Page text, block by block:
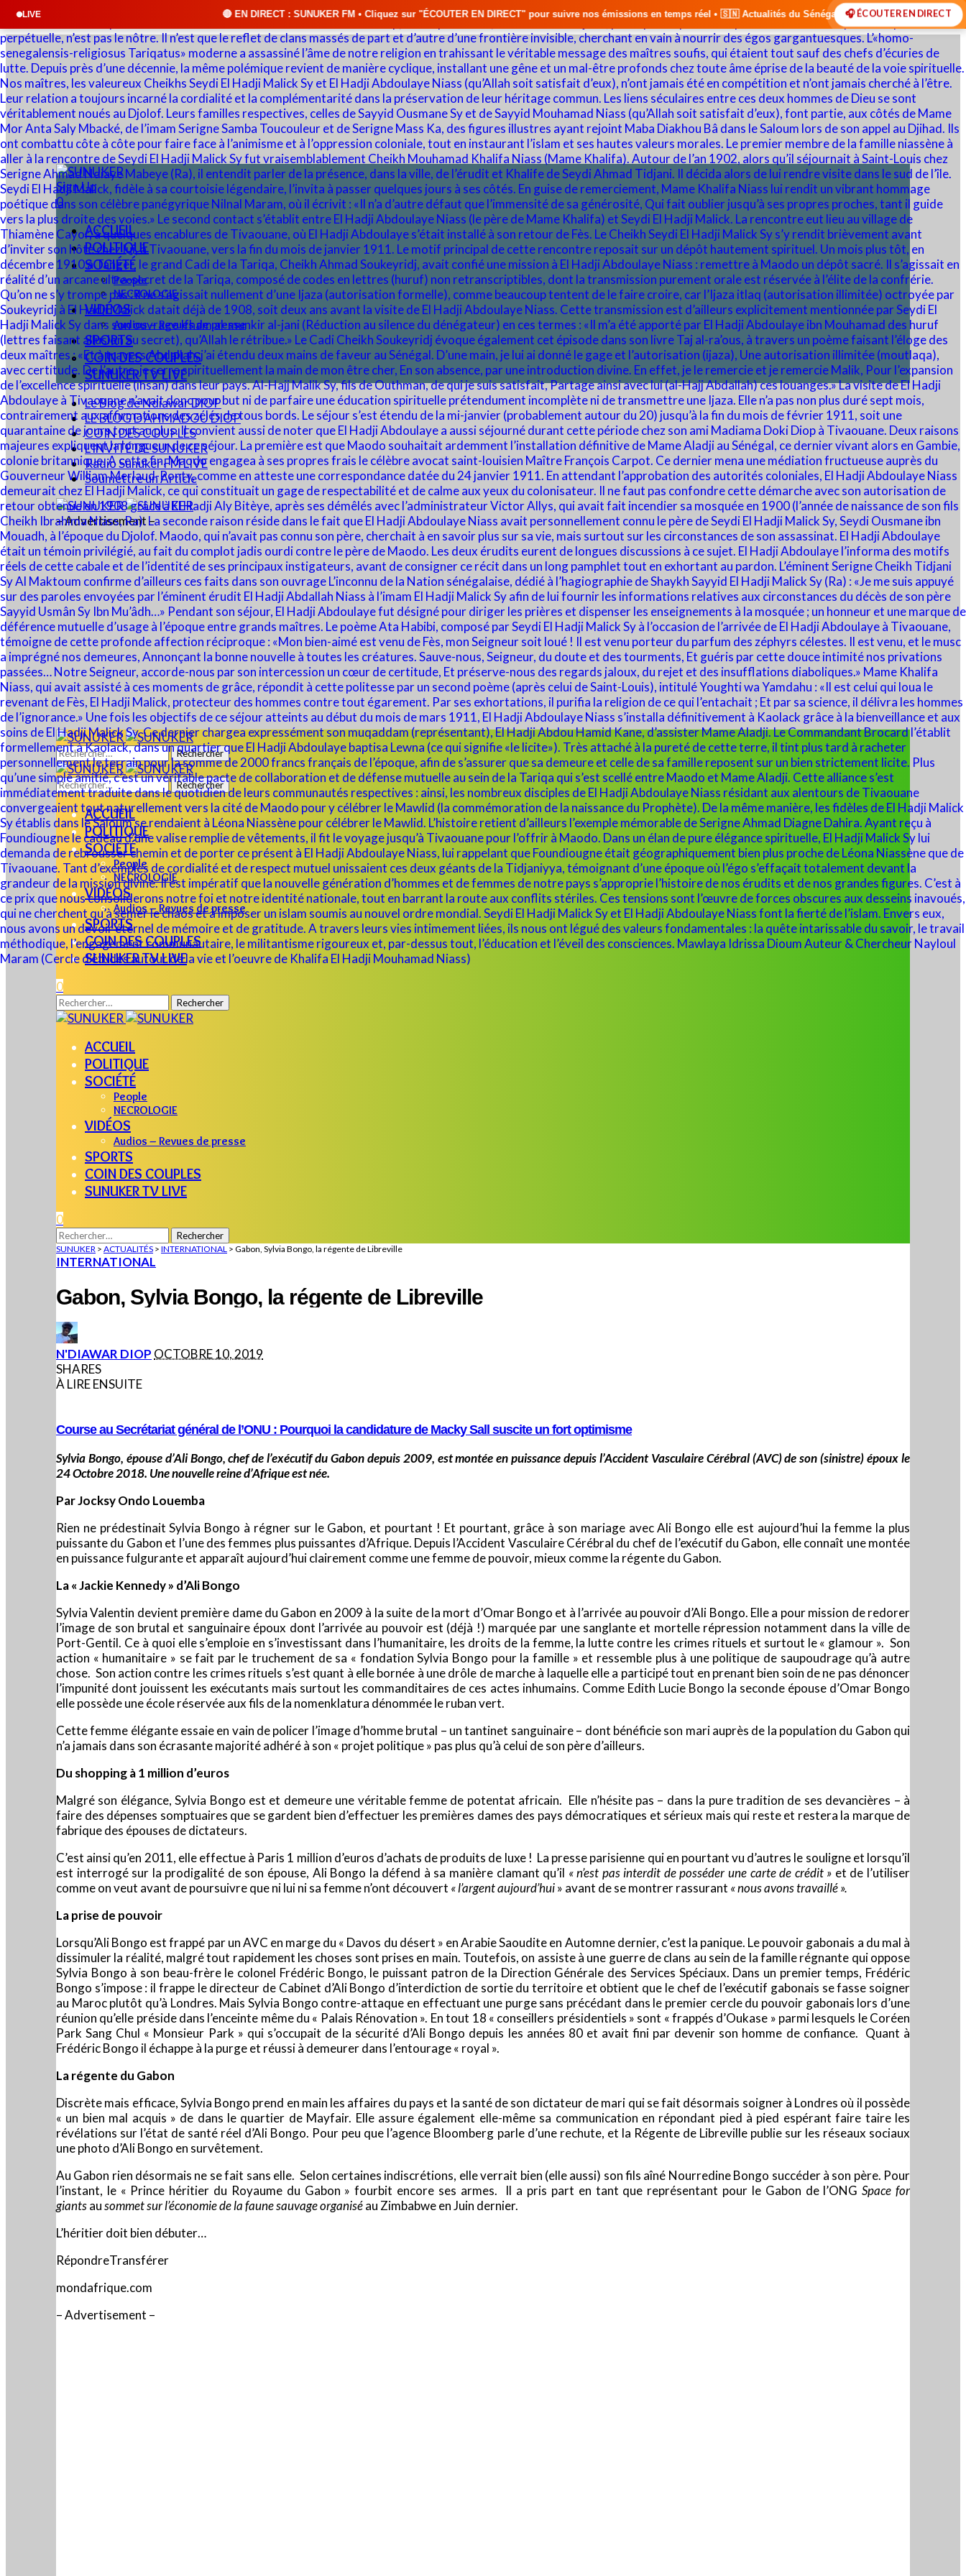
LIVE 🔴 EN DIRECT : SUNUKER FM • Cliquez sur "ÉCOUTER EN DIRECT" pour suivre nos émissions en temps réel • 🇸🇳 Actualités du Sénégal • 🌍 Actualités Internationales • 🎙️ Débats •
🎧 ÉCOUTER EN DIRECT
Sign Up
0
ACCUEIL
POLITIQUE
SOCIÉTÉ
People
NECROLOGIE
VIDÉOS
Audios – Revues de presse
SPORTS
COIN DES COUPLES
SUNUKER TV LIVE
Le Blog de Ndiawar DIOP
LE BLOG D’AHMADOU DIOP
COIN DES COUPLES
L’INVITÉ DE SUNUKER
Radio Sunuker FM LIVE
Soumettre un Article
– Advertisement –
Rechercher :
Rechercher :
ACCUEIL
POLITIQUE
SOCIÉTÉ
People
NECROLOGIE
VIDÉOS
Audios – Revues de presse
SPORTS
COIN DES COUPLES
SUNUKER TV LIVE
0
Rechercher :
ACCUEIL
POLITIQUE
SOCIÉTÉ
People
NECROLOGIE
VIDÉOS
Audios – Revues de presse
SPORTS
COIN DES COUPLES
SUNUKER TV LIVE
0
Rechercher :
SUNUKER > ACTUALITÉS > INTERNATIONAL > Gabon, Sylvia Bongo, la régente de Libreville
INTERNATIONAL
Gabon, Sylvia Bongo, la régente de Libreville
POSTED
BY
N'DIAWAR DIOP OCTOBRE 10, 2019
SHARES
À LIRE ENSUITE
Course au Secrétariat général de l’ONU : Pourquoi la candidature de Macky Sall suscite un fort optimisme
Sylvia Bongo, épouse d’Ali Bongo, chef de l’exécutif du Gabon depuis 2009, est montée en puissance depuis l’Accident Vasculaire Cérébral (AVC) de son (sinistre) époux le
24 Octobre 2018. Une nouvelle reine d’Afrique est née.
Par Jocksy Ondo Louemba
Rien ne prédestinait Sylvia Bongo à régner sur le Gabon, et pourtant ! Et pourtant, grâce à son mariage avec Ali Bongo elle est aujourd’hui la femme la plus
puissante du Gabon et l’une des femmes plus puissantes d’Afrique. Depuis l’Accident Vasculaire Cérébral du chef de l’exécutif du Gabon, elle connaît une montée
en puissance fulgurante et apparaît aujourd’hui clairement comme une femme de pouvoir, mieux comme la régente du Gabon.
La « Jackie Kennedy » d’Ali Bongo
Sylvia Valentin devient première dame du Gabon en 2009 à la suite de la mort d’Omar Bongo et à l’arrivée au pouvoir d’Ali Bongo. Elle a pour mission de redorer
l’image de son brutal et sanguinaire époux dont l’arrivée au pouvoir est (déjà !) marquée par une sanglante et mortelle répression notamment dans la ville de
Port-Gentil. Ce à quoi elle s’emploie en s’investissant dans l’humanitaire, les droits de la femme, la lutte contre les crimes rituels et surtout le « glamour ». Son
action « humanitaire » se fait par le truchement de sa « fondation Sylvia Bongo pour la famille » et ressemble plus à une politique de saupoudrage qu’à autre
chose. Son action contre les crimes rituels s’est quant à elle bornée à une drôle de marche à laquelle elle a participé tout en prenant bien soin de ne pas dénoncer
l’impunité dont jouissent les exécutants mais surtout les commanditaires de ces actes inhumains. Comme Edith Lucie Bongo la seconde épouse d’Omar Bongo
elle possède une école réservée aux fils de la nomenklatura dénommée le ruban vert.
Cette femme élégante essaie en vain de policer l’image d’homme brutal – un tantinet sanguinaire – dont bénéficie son mari auprès de la population du Gabon qui
n’a jamais dans son écrasante majorité adhéré à son « projet politique » pas plus qu’à celui de son père d’ailleurs.
Du shopping à 1 million d’euros
Malgré son élégance, Sylvia Bongo est et demeure une véritable femme de potentat africain. Elle n’hésite pas – dans la pure tradition de ses devancières – à
faire des dépenses somptuaires que se gardent bien d’effectuer les premières dames des pays démocratiques et sérieux mais qui reste et restera la marque de
fabrique des épouses de dictateurs.
C’est ainsi qu’en 2011, elle effectue à Paris 1 million d’euros d’achats de produits de luxe ! La presse parisienne qui en pourtant vu d’autres le souligne et lorsqu’il
est interrogé sur la prodigalité de son épouse, Ali Bongo la défend à sa manière clamant qu’il « n’est pas interdit de posséder une carte de crédit » et de l’utiliser
comme on veut avant de poursuivre que ni lui ni sa femme n’ont découvert « l’argentaujourd’hui» avant de se montrer rassurant « nous avons travaillé ».
La prise de pouvoir
Lorsqu’Ali Bongo est frappé par un AVC en marge du « Davos du désert » en Arabie Saoudite en Automne dernier, c’est la panique. Le pouvoir gabonais a du mal à
dissimuler la réalité, malgré tout rapidement les choses sont prises en main. Toutefois, on assiste à une guerre de clans au sein de la famille régnante qui oppose
Sylvia Bongo à son beau-frère le colonel Frédéric Bongo, le puissant patron de la Direction Générale des Services Spéciaux. Dans un premier temps, Frédéric
Bongo s’impose : il frappe le directeur de Cabinet d’Ali Bongo d’interdiction de sortie du territoire et obtient que le chef de l’exécutif gabonais se fasse soigner
au Maroc plutôt qu’à Londres. Mais Sylvia Bongo contre-attaque en effectuant une purge sans précédant dans le premier cercle du pouvoir gabonais lors d’une
réunion qu’elle préside dans l’enceinte même du « Palais Rénovation ». En tout 18 « conseillers présidentiels » sont « frappés d’Oukase » parmi lesquels le Coréen
Park Sang Chul « Monsieur Park » qui s’occupait de la sécurité d’Ali Bongo depuis les années 80 et avait fini par devenir son homme de confiance. Quant à
Frédéric Bongo il échappe à la purge et réussi à demeurer dans l’entourage « royal ».
La régente du Gabon
Discrète mais efficace, Sylvia Bongo prend en main les affaires du pays et la santé de son dictateur de mari qui se fait désormais soigner à Londres où il possède
« un bien mal acquis » de dans le quartier de Mayfair. Elle assure également elle-même sa communication en répondant pied à pied espérant faire taire les
révélations sur l’état de santé réel d’Ali Bongo. Pour peu que l’agence Bloomberg parle d’une rechute, et la Régente de Libreville publie sur les réseaux sociaux
une photo d’Ali Bongo en survêtement.
Au Gabon rien désormais ne se fait sans elle. Selon certaines indiscrétions, elle verrait bien (elle aussi) son fils aîné Nourredine Bongo succéder à son père. Pour
l’instant, le « Prince héritier du Royaume du Gabon » fourbit encore ses armes. Il a pris part en tant que représentant pour le Gabon de l’ONG Space for
giantsausommet sur l’économie de la faune sauvage organiséau Zimbabwe en Juin dernier.
L’héritier doit bien débuter…
RépondreTransférer
mondafrique.com
– Advertisement –